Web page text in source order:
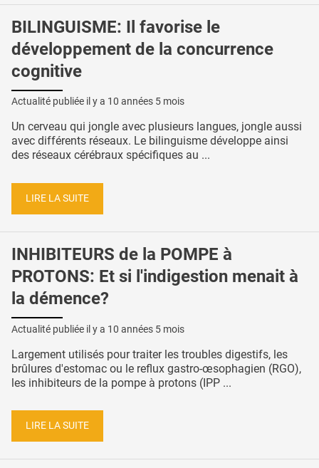
BILINGUISME: Il favorise le
développement de la concurrence
cognitive
Actualité publiée il y a 10 années 5 mois
Un cerveau qui jongle avec plusieurs langues, jongle aussi
avec différents réseaux. Le bilinguisme développe ainsi
des réseaux cérébraux spécifiques au ...
LIRE LA SUITE
INHIBITEURS de la POMPE à
PROTONS: Et si l'indigestion menait à
la démence?
Actualité publiée il y a 10 années 5 mois
Largement utilisés pour traiter les troubles digestifs, les
brûlures d'estomac ou le reflux gastro-œsophagien (RGO),
les inhibiteurs de la pompe à protons (IPP ...
LIRE LA SUITE